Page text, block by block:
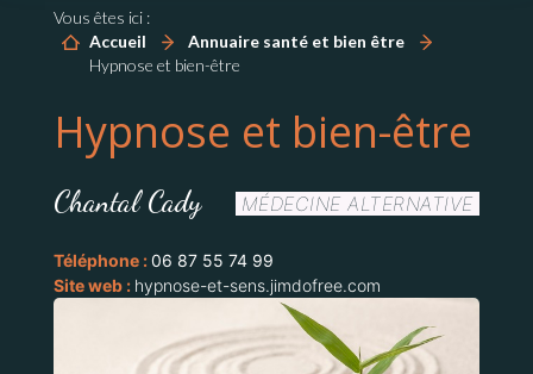
Vous êtes ici :
Accueil
Annuaire santé et bien être
Hypnose et bien-être
Hypnose et bien-être
Chantal Cady MÉDECINE ALTERNATIVE
Téléphone :06 87 55 74 99
Site web : hypnose-et-sens.jimdofree.com